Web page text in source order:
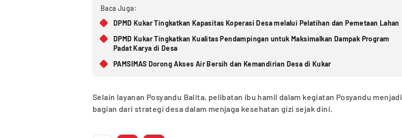
Baca Juga:
DPMD Kukar Tingkatkan Kapasitas Koperasi Desa melalui Pelatihan dan Pemetaan Lahan
DPMD Kukar Tingkatkan Kualitas Pendampingan untuk Maksimalkan Dampak Program
Padat Karya di Desa
PAMSIMAS Dorong Akses Air Bersih dan Kemandirian Desa di Kukar
Selain layanan Posyandu Balita, pelibatan ibu hamil dalam kegiatan Posyandu menjadi
bagian dari strategi desa dalam menjaga kesehatan gizi sejak dini.